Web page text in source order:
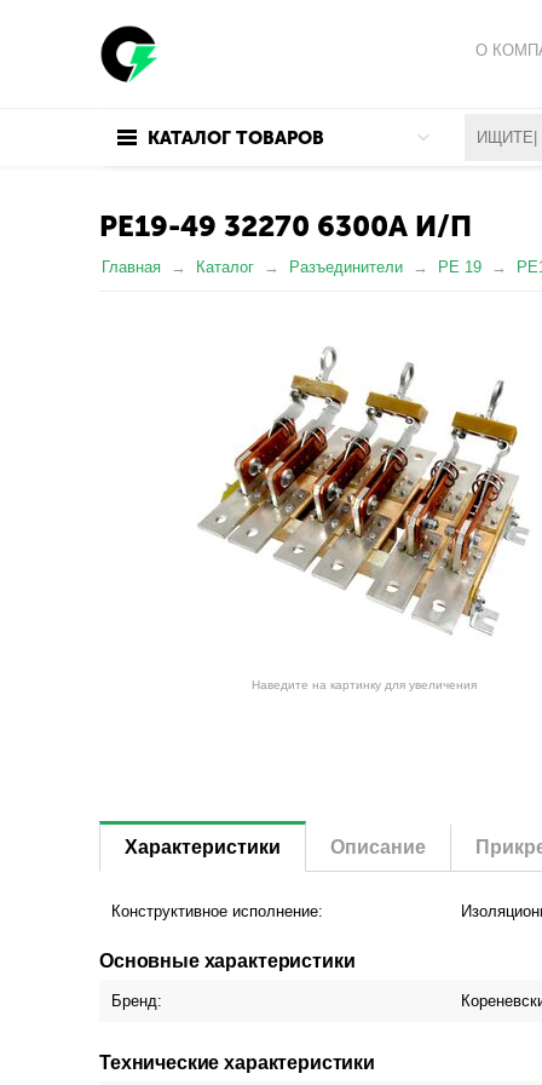
О
КАТАЛОГ ТОВАРОВ
РЕ19-49 32270 6300А И/П
Главная Каталог Разъединители РЕ 19
Наведите на картинку для увеличения
Характеристики Описание
Конструктивное исполнение:
Основные характеристики
Бренд:
Технические характеристики